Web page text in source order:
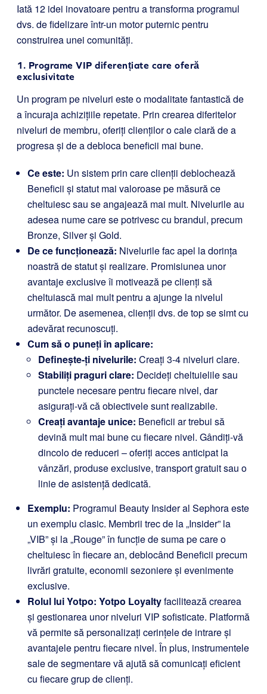
Iată 12 idei inovatoare pentru a transforma programul
dvs. de fidelizare într-un motor puternic pentru
construirea unei comunități.
1. Programe VIP diferențiate care oferă
exclusivitate
Un program pe niveluri este o modalitate fantastică de
a încuraja achizițiile repetate. Prin crearea diferitelor
niveluri de membru, oferiți clienților o cale clară de a
progresa și de a debloca beneficii mai bune.
Ce este: Un sistem prin care clienții deblochează
Beneficii și statut mai valoroase pe măsură ce
cheltuiesc sau se angajează mai mult. Nivelurile au
adesea nume care se potrivesc cu brandul, precum
Bronze, Silver și Gold.
De ce funcționează: Nivelurile fac apel la dorința
noastră de statut și realizare. Promisiunea unor
avantaje exclusive îi motivează pe clienți să
cheltuiască mai mult pentru a ajunge la nivelul
următor. De asemenea, clienții dvs. de top se simt cu
adevărat recunoscuți.
Cum să o puneți în aplicare:
Definește-ți nivelurile: Creați 3-4 niveluri clare.
Stabiliți praguri clare: Decideți cheltuielile sau
punctele necesare pentru fiecare nivel, dar
asigurați-vă că obiectivele sunt realizabile.
Creați avantaje unice: Beneficii ar trebui să
devină mult mai bune cu fiecare nivel. Gândiți-vă
dincolo de reduceri – oferiți acces anticipat la
vânzări, produse exclusive, transport gratuit sau o
linie de asistență dedicată.
Exemplu: Programul Beauty Insider al Sephora este
un exemplu clasic. Membrii trec de la „Insider” la
„VIB” și la „Rouge” în funcție de suma pe care o
cheltuiesc în fiecare an, deblocând Beneficii precum
livrări gratuite, economii sezoniere și evenimente
exclusive.
Rolul lui Yotpo: Yotpo Loyaltyfacilitează crearea
și gestionarea unor niveluri VIP sofisticate. Platformă
vă permite să personalizați cerințele de intrare și
avantajele pentru fiecare nivel. În plus, instrumentele
sale de segmentare vă ajută să comunicați eficient
cu fiecare grup de clienți.